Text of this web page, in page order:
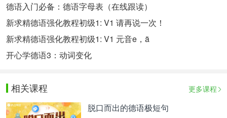
也许有这种可能，因为幕后黑手也是一位哈人——现
已被羁押的24岁柏林Rapper， AKA Hayat（本名：
Erdem A.）。根据媒体报道，两位哈圈同事之间存
在着经济纠纷，Deniz还欠着Hayat几万欧元的债
虽然不能武断地说受害者有罪，但这位穿越小半个德
国约网友的Patron 61，在哈圈早就因自曝犯罪行为
德语入门必备：德语字母表（在线跟读）
新求精德语强化教程初级1: V1 请再说一次！
新求精德语强化教程初级1: V1 元音e，ä
开心学德语3：动词变化
相关课程 更多课程
脱口而出的德语极短句